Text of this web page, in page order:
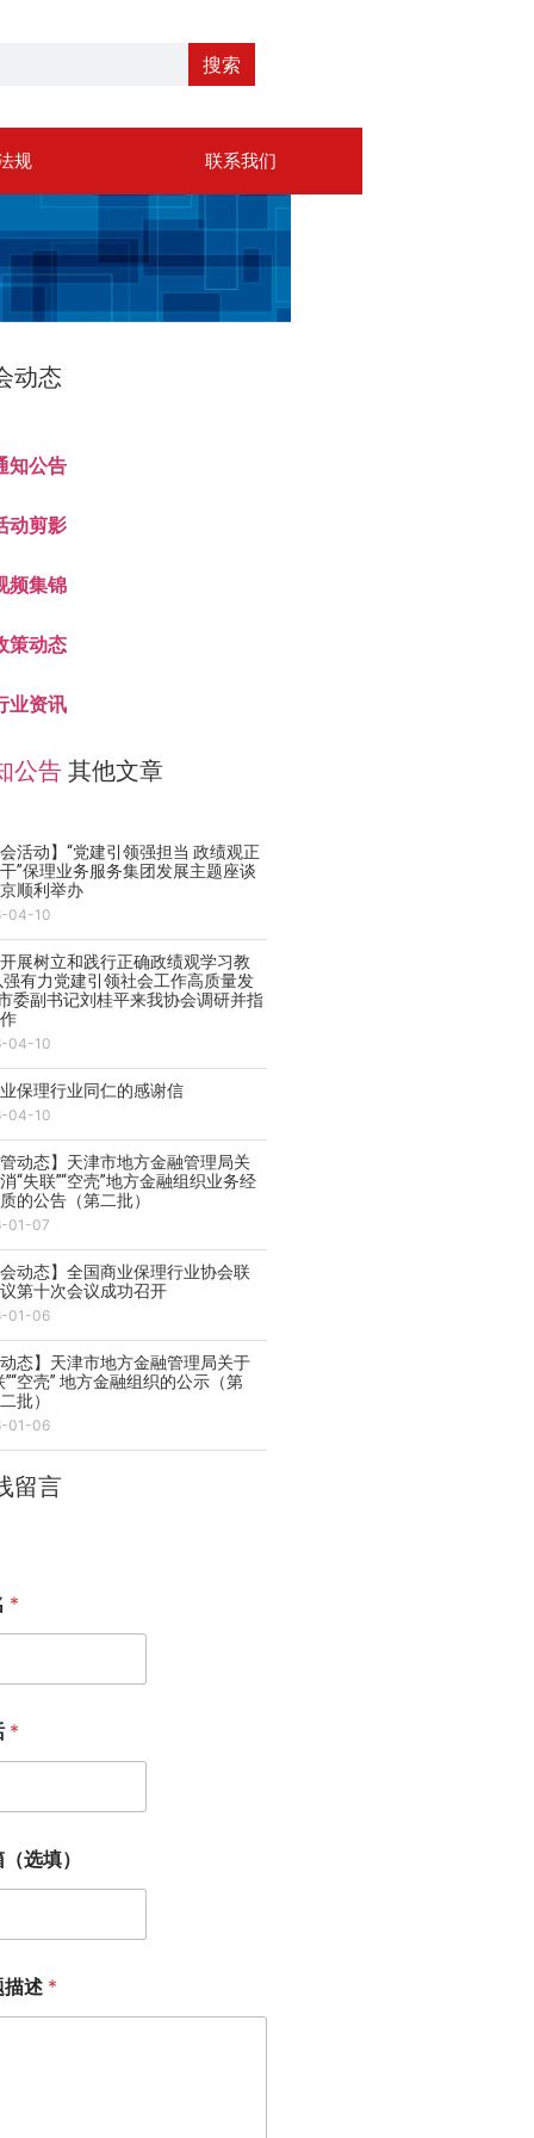
搜索
规 联系我们
动态
知公告
动剪影
频集锦
策动态
业资讯
公告 其他文章
活动】“党建引领强担当 政绩观正
”保理业务服务集团发展主题座谈
顺利举办
04-10
展树立和践行正确政绩观学习教
强有力党建引领社会工作高质量发
委副书记刘桂平来我协会调研并指
04-10
保理行业同仁的感谢信
04-10
动态】天津市地方金融管理局关
“失联”“空壳”地方金融组织业务经
的公告（第二批）
01-07
动态】全国商业保理行业协会联
第十次会议成功召开
01-06
态】天津市地方金融管理局关于
”“空壳” 地方金融组织的公示（第
批）
01-06
留言
*
*
选填）
描述 *